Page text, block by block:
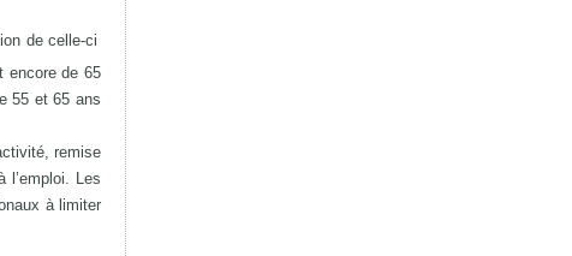
de celle-ci
encore de 65
55 et 65 ans
remise
l’emploi. Les
à limiter